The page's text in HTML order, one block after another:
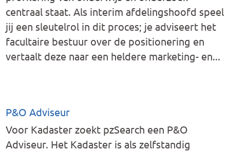
centraal staat. Als interim afdelingshoofd speel
jij een sleutelrol in dit proces; je adviseert het
facultaire bestuur over de positionering en
vertaalt deze naar een heldere marketing- en...
P&O Adviseur
Voor Kadaster zoekt pzSearch een P&O
Adviseur. Het Kadaster is als zelfstandig